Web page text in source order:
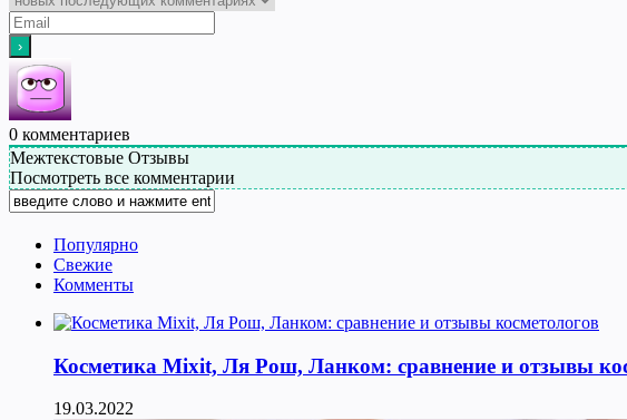
0 комментариев
Межтекстовые Отзывы
Посмотреть все комментарии
Популярно
Свежие
Комменты
Косметика Мixit, Ля Рош, Ланком: сравнение и отзывы
19.03.2022